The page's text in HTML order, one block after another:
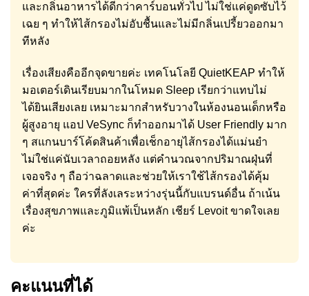
และกลิ่นอาหารได้ดีกว่าคาร์บอนทั่วไป ไม่ใช่แค่ดูดซับไว้
เฉย ๆ ทำให้ไส้กรองไม่อับชื้นและไม่มีกลิ่นเปรี้ยวออกมา
ทีหลัง
เรื่องเสียงคืออีกจุดขายค่ะ เทคโนโลยี QuietKEAP ทำให้
มอเตอร์เดินเรียบมากในโหมด Sleep เรียกว่าแทบไม่
ได้ยินเสียงเลย เหมาะมากสำหรับวางในห้องนอนเด็กหรือ
ผู้สูงอายุ แอป VeSync ก็ทำออกมาได้ User Friendly มาก
ๆ สแกนบาร์โค้ดสินค้าเพื่อเช็กอายุไส้กรองได้แม่นยำ
ไม่ใช่แค่นับเวลาถอยหลัง แต่คำนวณจากปริมาณฝุ่นที่
เจอจริง ๆ ถือว่าฉลาดและช่วยให้เราใช้ไส้กรองได้คุ้ม
ค่าที่สุดค่ะ ใครที่ลังเลระหว่างรุ่นนี้กับแบรนด์อื่น ถ้าเน้น
เรื่องสุขภาพและภูมิแพ้เป็นหลัก เชียร์ Levoit ขาดใจเลย
ค่ะ
คะแนนที่ได้